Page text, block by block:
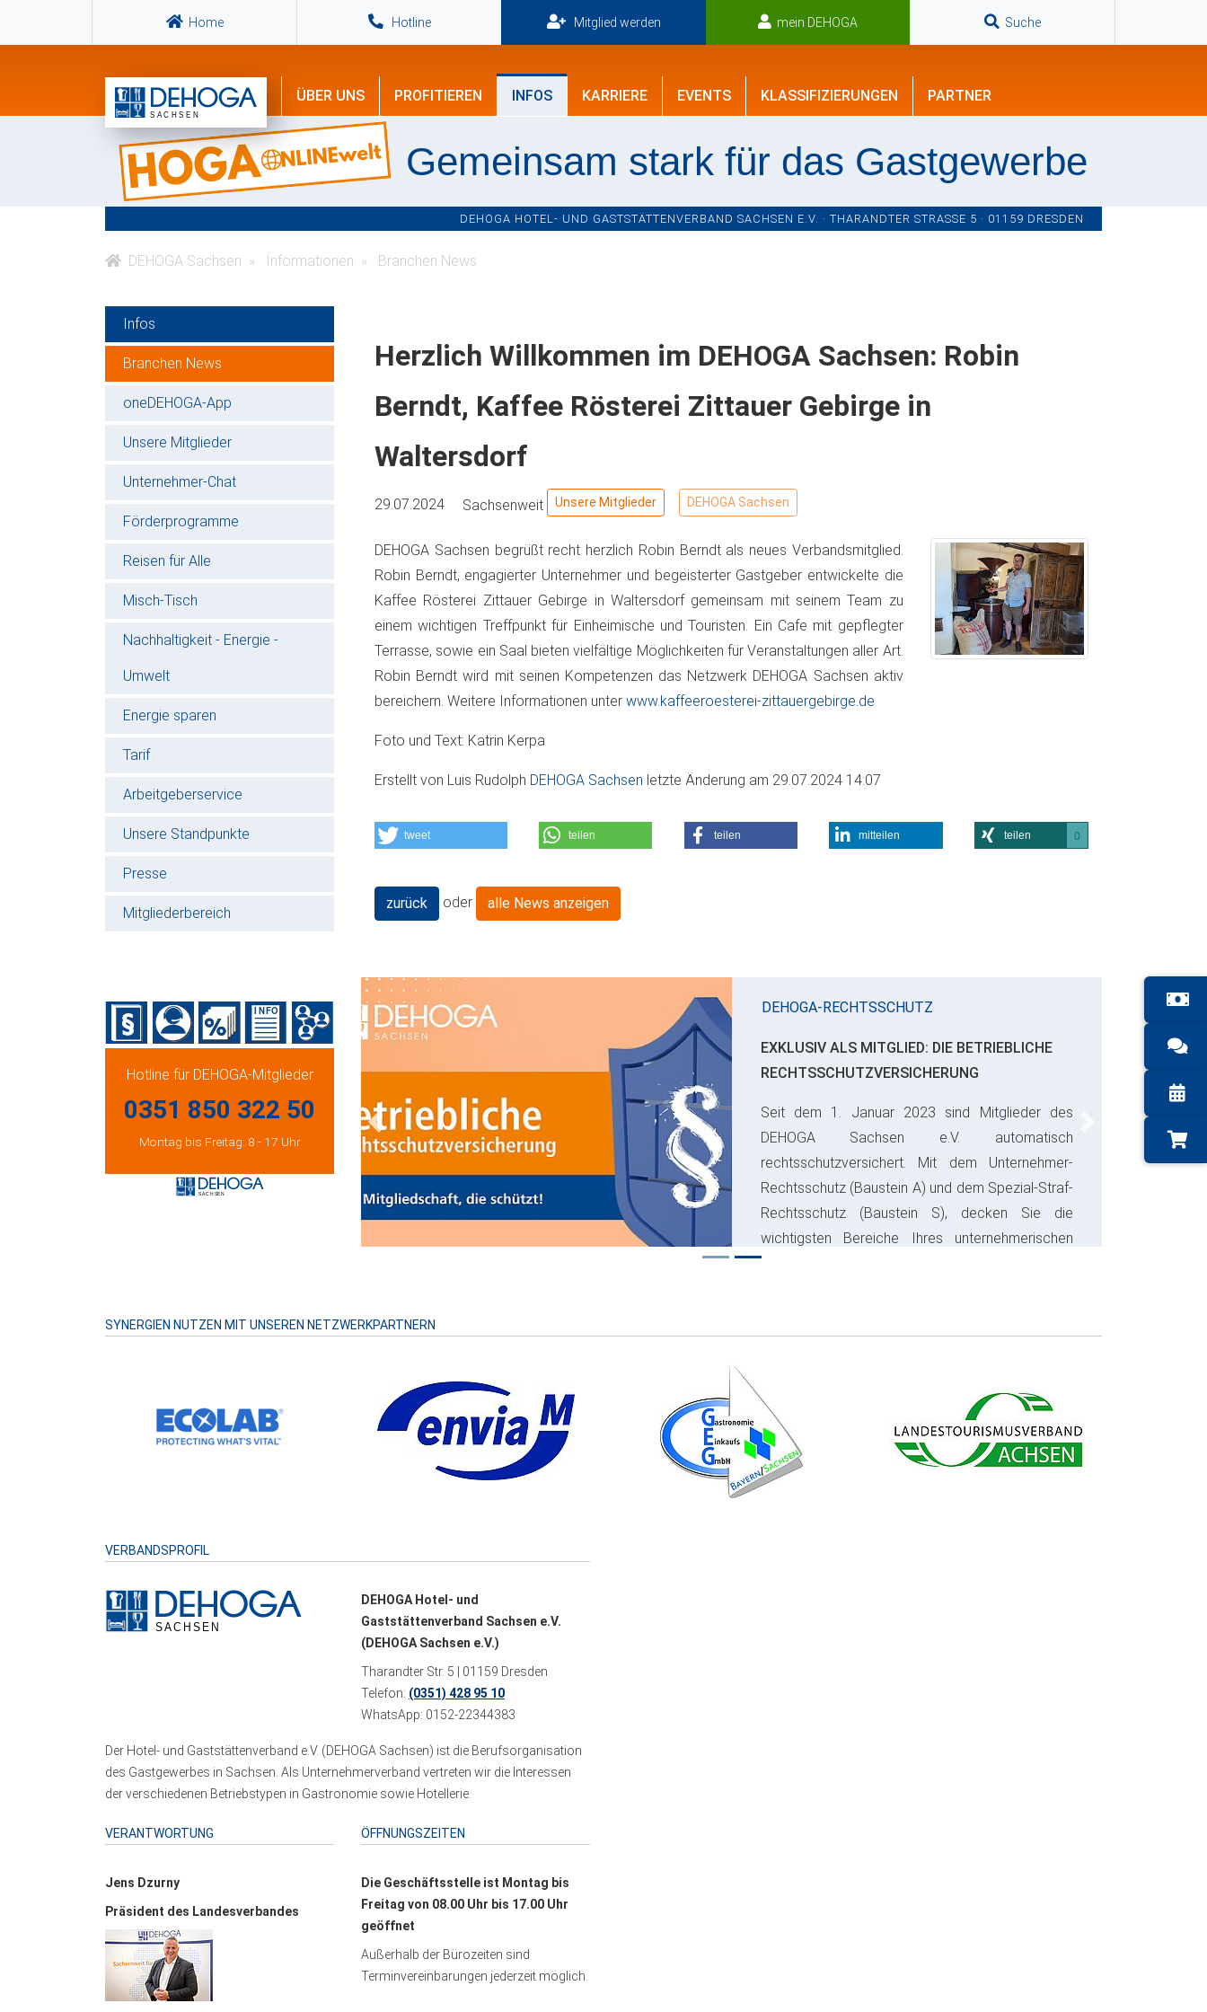
Home Hotline Mitglied werden mein DEHOGA Suche
ÜBER UNS PROFITIEREN INFOS KARRIERE EVENTS KLASSIFIZIERUNGEN PARTNER
Gemeinsam stark für das Gastgewerbe
DEHOGA HOTEL- UND GASTSTÄTTENVERBAND SACHSEN E.V. · THARANDTER STRASSE 5 · 01159 DRESDEN
DEHOGA Sachsen Informationen Branchen News
Infos
Branchen News
oneDEHOGA-App
Unsere Mitglieder
Unternehmer-Chat
Förderprogramme
Reisen für Alle
Misch-Tisch
Nachhaltigkeit - Energie -
Umwelt
Energie sparen
Tarif
Arbeitgeberservice
Unsere Standpunkte
Presse
Mitgliederbereich
Hotline für DEHOGA-Mitglieder
0351 850 322 50
Montag bis Freitag: 8 - 17 Uhr
Herzlich Willkommen im DEHOGA Sachsen: Robin
Berndt, Kaffee Rösterei Zittauer Gebirge in
Waltersdorf
29.07.2024 Sachsenweit Unsere Mitglieder DEHOGA Sachsen
DEHOGA Sachsen begrüßt recht herzlich Robin Berndt als neues Verbandsmitglied.
Robin Berndt, engagierter Unternehmer und begeisterter Gastgeber entwickelte die
Kaffee Rösterei Zittauer Gebirge in Waltersdorf gemeinsam mit seinem Team zu
einem wichtigen Treffpunkt für Einheimische und Touristen. Ein Cafe mit gepflegter
Terrasse, sowie ein Saal bieten vielfältige Möglichkeiten für Veranstaltungen aller Art.
Robin Berndt wird mit seinen Kompetenzen das Netzwerk DEHOGA Sachsen aktiv
bereichern. Weitere Informationen unter www.kaffeeroesterei-zittauergebirge.de
Foto und Text: Katrin Kerpa
Erstellt von Luis Rudolph DEHOGA Sachsen letzte Änderung am 29.07.2024 14:07
tweet teilen teilen mitteilen teilen 0
zurück oder alle News anzeigen
DEHOGA-RECHTSSCHUTZ
EXKLUSIV ALS MITGLIED: DIE BETRIEBLICHE
RECHTSSCHUTZVERSICHERUNG
Seit dem 1. Januar 2023 sind Mitglieder des
DEHOGA Sachsen e.V. automatisch
rechtsschutzversichert. Mit dem Unternehmer-
Rechtsschutz (Baustein A) und dem Spezial-Straf-
Rechtsschutz (Baustein S), decken Sie die
wichtigsten Bereiche Ihres unternehmerischen
Risikos ab und sparen bares Geld.
Previous
SYNERGIEN NUTZEN MIT UNSEREN NETZWERKPARTNERN
VERBANDSPROFIL
DEHOGA Hotel- und
Gaststättenverband Sachsen e.V.
(DEHOGA Sachsen e.V.)
Tharandter Str. 5 | 01159 Dresden
Telefon: (0351) 428 95 10
WhatsApp: 0152-22344383
Der Hotel- und Gaststättenverband e.V. (DEHOGA Sachsen) ist die Berufsorganisation
des Gastgewerbes in Sachsen. Als Unternehmerverband vertreten wir die Interessen
der verschiedenen Betriebstypen in Gastronomie sowie Hotellerie.
VERANTWORTUNG
Jens Dzurny
Präsident des Landesverbandes
ÖFFNUNGSZEITEN
Die Geschäftsstelle ist Montag bis
Freitag von 08.00 Uhr bis 17.00 Uhr
geöffnet
Außerhalb der Bürozeiten sind
Terminvereinbarungen jederzeit möglich.